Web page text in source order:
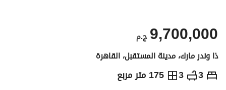
ج.م 9,700,000
ذا وندر مارك، مدينة المستقبل، القاهرة
3
3 175 متر مربع ج.م9,700,000